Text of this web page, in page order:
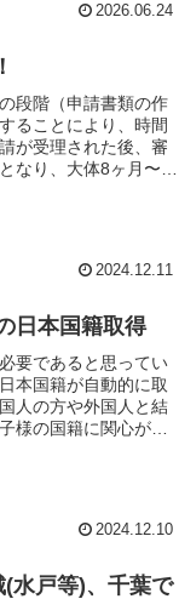
2026.06.24
段階（申請書類の作
ることにより、時間
が受理された後、審
なり、大体8ヶ月〜1
2024.12.11
日本国籍取得
要であると思ってい
本国籍が自動的に取
人の方や外国人と結
様の国籍に関心があ
2024.12.10
水戸等)、千葉で